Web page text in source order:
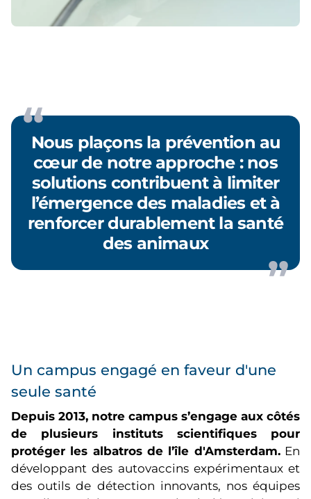
Nous plaçons la prévention au
cœur de notre approche : nos
solutions contribuent à limiter
l’émergence des maladies et à
renforcer durablement la santé
des animaux
Un campus engagé en faveur d'une
seule santé
Depuis 2013, notre campus s’engage aux côtés
de plusieurs instituts scientifiques pour
protéger les albatros de l’île d'Amsterdam.En
développant des autovaccins expérimentaux et
des outils de détection innovants, nos équipes